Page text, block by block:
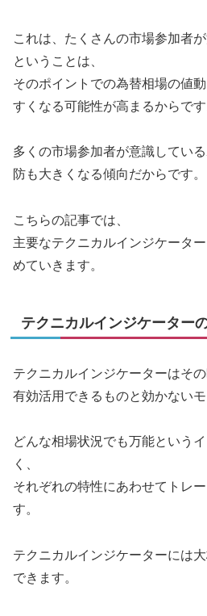
これは、たくさんの市場参加者
ということは、
そのポイントでの為替相場の値
すくなる可能性が高まるからです
多くの市場参加者が意識してい
防も大きくなる傾向だからです。
こちらの記事では、
主要なテクニカルインジケータ
めていきます。
テクニカルインジケーター
テクニカルインジケーターはそ
有効活用できるものと効かない
どんな相場状況でも万能という
く、
それぞれの特性にあわせてトレ
す。
テクニカルインジケーターには
できます。